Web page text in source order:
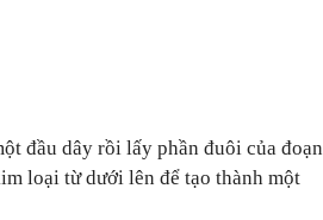
đầu dây rồi lấy phần đuôi của đoạn
loại từ dưới lên để tạo thành một